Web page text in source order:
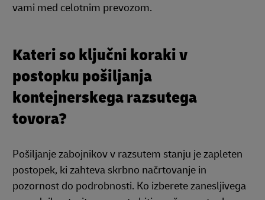
vami med celotnim prevozom.
Kateri so ključni koraki v
postopku pošiljanja
kontejnerskega razsutega
tovora?
Pošiljanje zabojnikov v razsutem stanju je zapleten
postopek, ki zahteva skrbno načrtovanje in
pozornost do podrobnosti. Ko izberete zanesljivega